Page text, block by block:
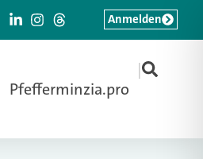
Pfefferminzia.pro
|
Anmelden